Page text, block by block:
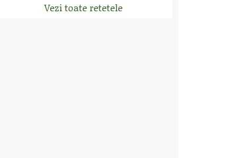
Vezi toate retetele